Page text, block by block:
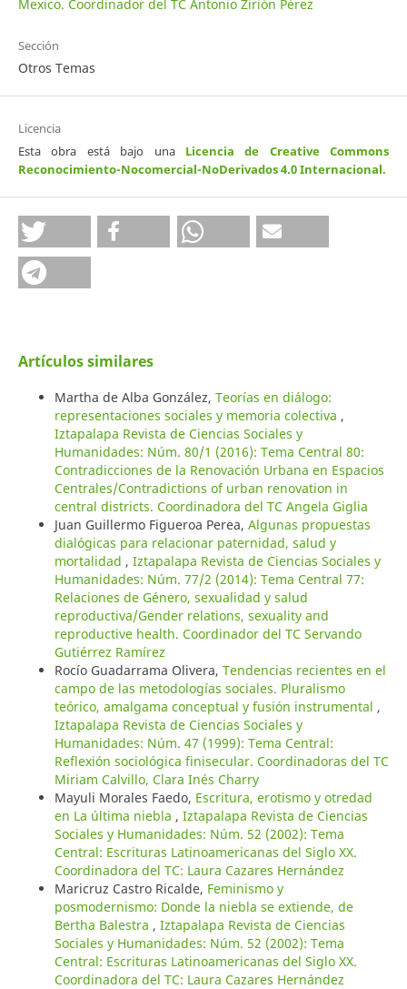
Mexico. Coordinador del TC Antonio Zirión Pérez
Sección
Otros Temas
Licencia
Esta obra está bajo una Licencia de Creative Commons
Reconocimiento-Nocomercial-NoDerivados 4.0 Internacional.
Artículos similares
Martha de Alba González, Teorías en diálogo:
representaciones sociales y memoria colectiva ,
Iztapalapa Revista de Ciencias Sociales y
Humanidades: Núm. 80/1 (2016): Tema Central 80:
Contradicciones de la Renovación Urbana en Espacios
Centrales/Contradictions of urban renovation in
central districts. Coordinadora del TC Angela Giglia
Juan Guillermo Figueroa Perea, Algunas propuestas
dialógicas para relacionar paternidad, salud y
mortalidad , Iztapalapa Revista de Ciencias Sociales y
Humanidades: Núm. 77/2 (2014): Tema Central 77:
Relaciones de Género, sexualidad y salud
reproductiva/Gender relations, sexuality and
reproductive health. Coordinador del TC Servando
Gutiérrez Ramírez
Rocío Guadarrama Olivera, Tendencias recientes en el
campo de las metodologías sociales. Pluralismo
teórico, amalgama conceptual y fusión instrumental ,
Iztapalapa Revista de Ciencias Sociales y
Humanidades: Núm. 47 (1999): Tema Central:
Reflexión sociológica finisecular. Coordinadoras del TC
Miriam Calvillo, Clara Inés Charry
Mayuli Morales Faedo, Escritura, erotismo y otredad
en La última niebla , Iztapalapa Revista de Ciencias
Sociales y Humanidades: Núm. 52 (2002): Tema
Central: Escrituras Latinoamericanas del Siglo XX.
Coordinadora del TC: Laura Cazares Hernández
Maricruz Castro Ricalde, Feminismo y
posmodernismo: Donde la niebla se extiende, de
Bertha Balestra , Iztapalapa Revista de Ciencias
Sociales y Humanidades: Núm. 52 (2002): Tema
Central: Escrituras Latinoamericanas del Siglo XX.
Coordinadora del TC: Laura Cazares Hernández